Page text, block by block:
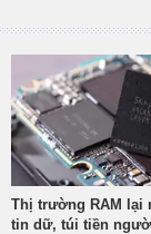
Thị trường RAM lại
tin dữ, túi tiền